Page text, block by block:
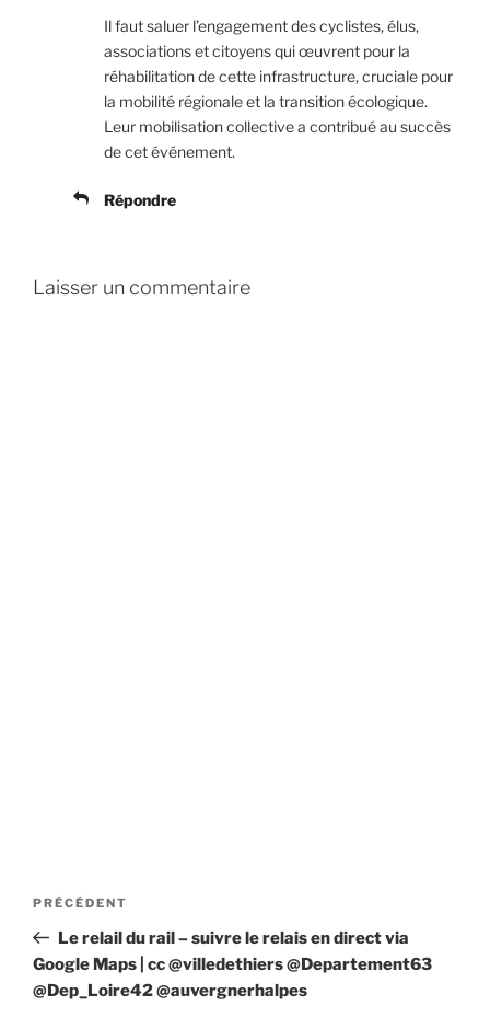
Il faut saluer l’engagement des cyclistes, élus,
associations et citoyens qui œuvrent pour la
réhabilitation de cette infrastructure, cruciale pour
la mobilité régionale et la transition écologique.
Leur mobilisation collective a contribué au succès
de cet événement.
Répondre
Laisser un commentaire
Navigation
l’article
Article
précédent
PRÉCÉDENT
Le relail du rail – suivre le relais en direct via
Google Maps | cc @villedethiers @Departement63
@Dep_Loire42 @auvergnerhalpes